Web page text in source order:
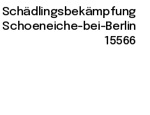
Schädlingsbekämpfung
Schoeneiche-bei-Berlin
15566